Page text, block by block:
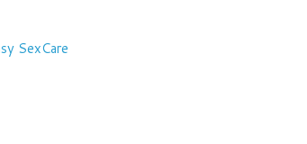
SexCare